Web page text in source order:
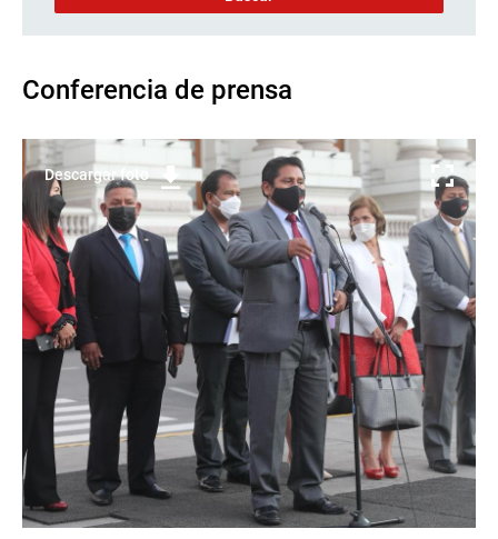
Conferencia de prensa
Descargar foto